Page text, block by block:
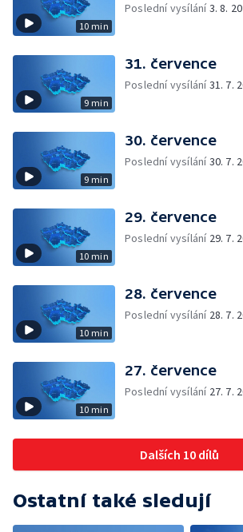
10 min
Poslední vysílání3. 8.
9 min
31. července
Poslední vysílání31. 7.
9 min
30. července
Poslední vysílání30. 7.
10 min
29. července
Poslední vysílání 29. 7.
10 min
28. července
Poslední vysílání 28. 7.
10 min
27. července
Poslední vysílání 27. 7.
Dalších 10 dílů
Ostatní také sledují